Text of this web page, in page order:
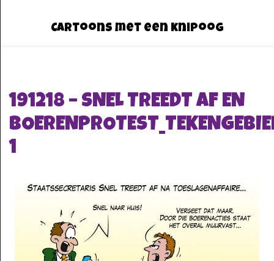
Cartoons met een knipoog
191218 – SNEL TREEDT AF EN
1